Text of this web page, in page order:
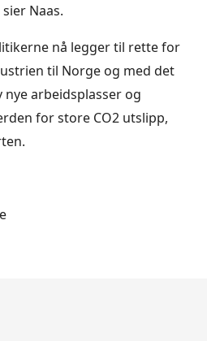
Naas.
nå legger til rette for
til Norge og med det
nye arbeidsplasser og
for store CO2 utslipp,